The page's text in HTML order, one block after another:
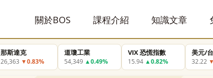
關於BOS 課程介紹 知識文章
那斯達克
26,363 ▼0.83%
道瓊工業
54,349 ▲0.49%
VIX 恐慌指數
15.94 ▲0.82%
美元/
32.22